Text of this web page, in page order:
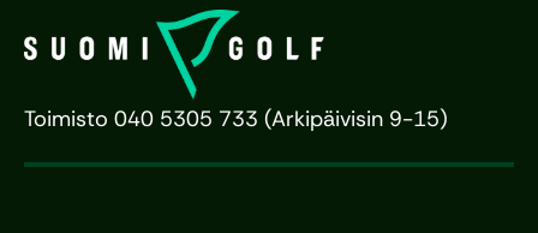
Toimisto 040 5305 733 (Arkipäivisin 9-15)